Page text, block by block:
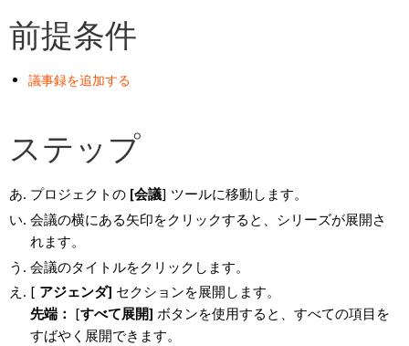
前提条件
議事録を追加する
ステップ
プロジェクトの [会議] ツールに移動します。
会議の横にある矢印をクリックすると、シリーズが展開さ
れます。
会議のタイトルをクリックします。
[ アジェンダ] セクションを展開します。
先端： [すべて展開] ボタンを使用すると、すべての項目を
すばやく展開できます。